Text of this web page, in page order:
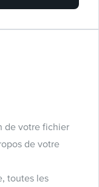
de votre fichier
de votre
toutes les